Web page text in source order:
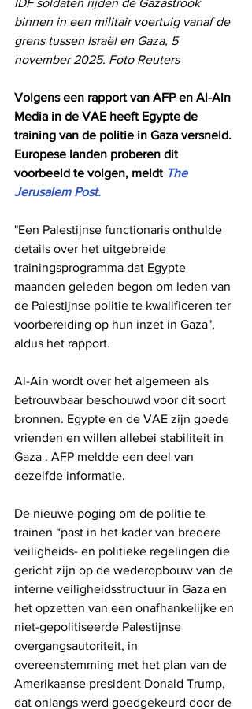
IDF soldaten rijden de Gazastrook
binnen in een militair voertuig vanaf de
grens tussen Israël en Gaza, 5
november 2025. Foto Reuters
Volgens een rapport van AFP en Al-Ain
Media in de VAE heeft Egypte de
training van de politie in Gaza versneld.
Europese landen proberen dit
voorbeeld te volgen, meldt The
Jerusalem Post.
"Een Palestijnse functionaris onthulde
details over het uitgebreide
trainingsprogramma dat Egypte
maanden geleden begon om leden van
de Palestijnse politie te kwalificeren ter
voorbereiding op hun inzet in Gaza",
aldus het rapport.
Al-Ain wordt over het algemeen als
betrouwbaar beschouwd voor dit soort
bronnen. Egypte en de VAE zijn goede
vrienden en willen allebei stabiliteit in
Gaza . AFP meldde een deel van
dezelfde informatie.
De nieuwe poging om de politie te
trainen “past in het kader van bredere
veiligheids- en politieke regelingen die
gericht zijn op de wederopbouw van de
interne veiligheidsstructuur in Gaza en
het opzetten van een onafhankelijke en
niet-gepolitiseerde Palestijnse
overgangsautoriteit, in
overeenstemming met het plan van de
Amerikaanse president Donald Trump,
dat onlangs werd goedgekeurd door de